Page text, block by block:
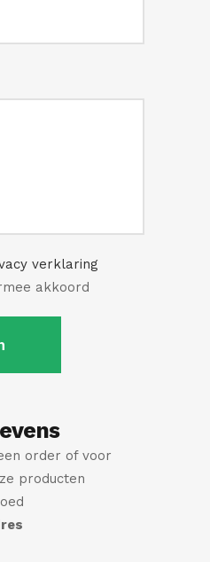
verklaring
akkoord
order of voor
producten